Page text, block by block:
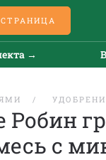
→
Робин
с